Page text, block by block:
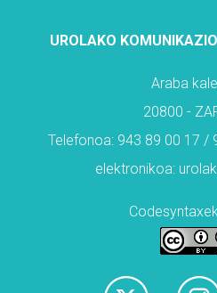
UROLAKO
Araba
20800 -
Telefonoa: 943 89 00 17 /
elektronikoa: